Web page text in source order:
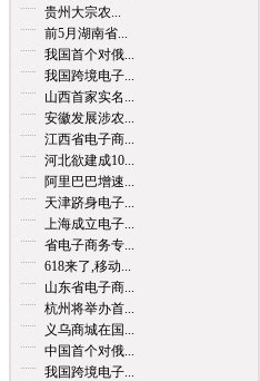
贵州大宗农...
前5月湖南省...
我国首个对俄...
我国跨境电子...
山西首家实名...
安徽发展涉农...
江西省电子商...
河北欲建成10...
阿里巴巴增速...
天津跻身电子...
上海成立电子...
省电子商务专...
618来了,移动...
山东省电子商...
杭州将举办首...
义乌商城在国...
中国首个对俄...
我国跨境电子...